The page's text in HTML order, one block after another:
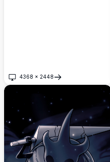
4368 × 2448
Открыть